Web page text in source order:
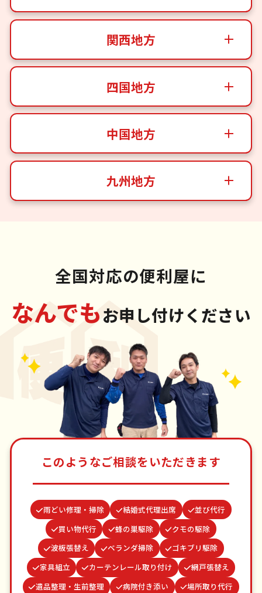
関西地方
四国地方
中国地方
九州地方
全国対応の便利屋に
なんでもお申し付けください
このようなご相談をいただきます
雨どい修理・掃除 結婚式代理出席
並び代行
買い物代行
蜂の巣駆除
クモの駆除
波板張替え
ベランダ掃除
ゴキブリ駆除
家具組立
カーテンレール取り付け
網戸張替え
遺品整理・生前整理
病院付き添い
場所取り代行